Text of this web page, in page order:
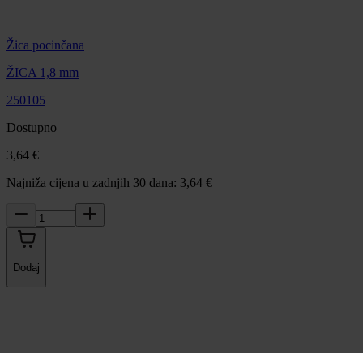
Žica pocinčana
ŽICA 1,8 mm
250105
Dostupno
3,64 €
Najniža cijena u zadnjih 30 dana: 3,64 €
Dodaj